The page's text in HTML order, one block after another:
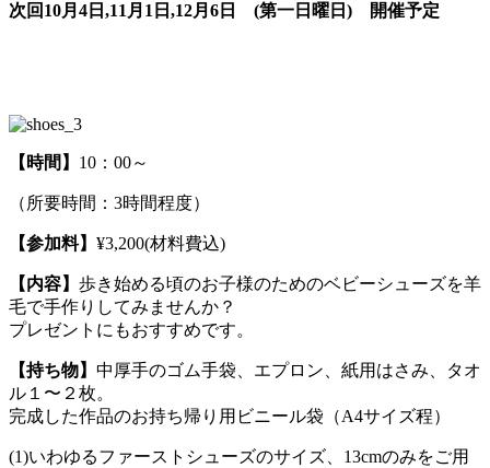
次回10月4日,11月1日,12月6日 (第一日曜日) 開催予定
【時間】 10：00～
（所要時間：3時間程度）
【参加料】 ¥3,200(材料費込)
【内容】 歩き始める頃のお子様のためのベビーシューズを羊
毛で手作りしてみませんか？
プレゼントにもおすすめです。
【持ち物】 中厚手のゴム手袋、エプロン、紙用はさみ、タオ
ル１〜２枚。
完成した作品のお持ち帰り用ビニール袋（A4サイズ程）
(1)いわゆるファーストシューズのサイズ、13cmのみをご用